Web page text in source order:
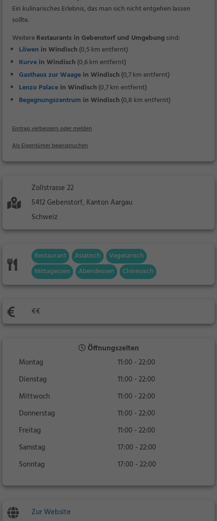
Ein kulinarisches Erlebnis, das man sich nicht entgehen lassen
sollte.
WeitereRestaurants in Gebenstorf und Umgebungsind:
Löwen in Windisch (0,5 km entfernt)
Kurve in Windisch (0,6 km entfernt)
Gasthaus zur Waage in Windisch (0,7 km entfernt)
Lenzo Palace in Windisch (0,7 km entfernt)
Begegnungszentrum in Windisch (0,8 km entfernt)
Eintrag verbessern oder melden
Als Eigentümer beanspruchen
Zollstrasse 22
5412 Gebenstorf, Kanton Aargau
Schweiz
Restaurant Asiatisch
Vegetarisch
Mittagessen
Abendessen Chinesisch
€€
Öffnungszeiten
Montag
11:00 - 22:00
Dienstag
11:00 - 22:00
Mittwoch
11:00 - 22:00
Donnerstag
11:00 - 22:00
Freitag
11:00 - 22:00
Samstag
17:00 - 22:00
Sonntag
17:00 - 22:00
Zur Website